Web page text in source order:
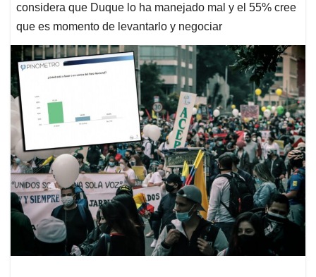
considera que Duque lo ha manejado mal y el 55% cree
que es momento de levantarlo y negociar